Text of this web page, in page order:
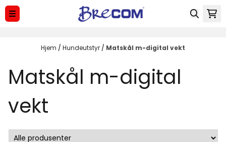
Hopp til innhold
Hjem / Hundeutstyr / Matskål m-digital vekt
Matskål m-digital
vekt